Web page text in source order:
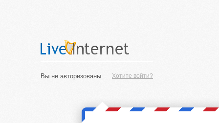
Хотите войти?
Вы не авторизованы